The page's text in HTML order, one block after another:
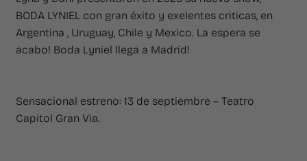
BODA LYNIEL con gran éxito y exelentes criticas, en
Argentina , Uruguay, Chile y Mexico. La espera se
acabo! Boda Lyniel llega a Madrid!
Sensacional estreno: 13 de septiembre – Teatro
Capitol Gran Via.